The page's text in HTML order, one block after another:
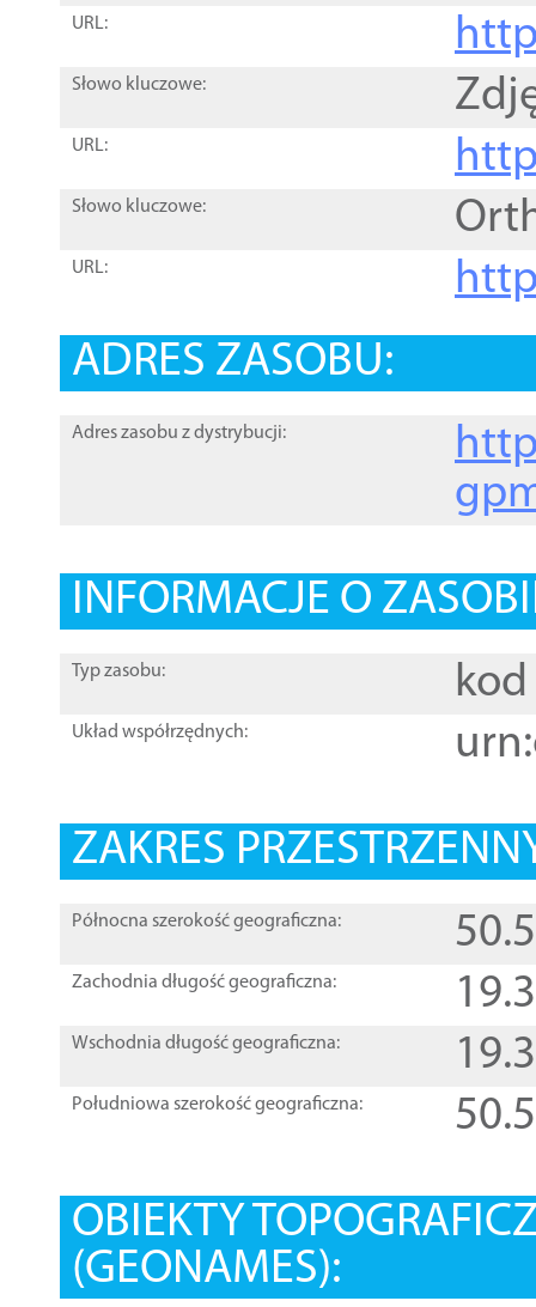
URL:
Słowo kluczowe:
URL:
Słowo kluczowe:
URL:
ADRES ZASOBU:
Adres zasobu z dystrybucji:
INFORMACJE O
Typ zasobu: kod
Układ współrzędnych:
ZAKRES
Północna szerokość geograficzna:
Zachodnia długość geograficzna:
Wschodnia długość geograficzna:
Południowa szerokość geograficzna:
OBIEKTY
(GEONAMES):